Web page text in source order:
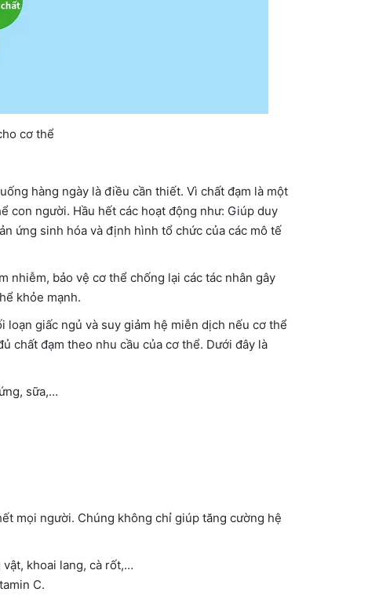
cơ thể
hàng ngày là điều cần thiết. Vì chất đạm là một
con người. Hầu hết các hoạt động như: Giúp duy
ứng sinh hóa và định hình tổ chức của các mô tế
nhiễm, bảo vệ cơ thể chống lại các tác nhân gây
khỏe mạnh.
giấc ngủ và suy giảm hệ miễn dịch nếu cơ thể
chất đạm theo nhu cầu của cơ thể. Dưới đây là
sữa,…
mọi người. Chúng không chỉ giúp tăng cường hệ
khoai lang, cà rốt,…
C.